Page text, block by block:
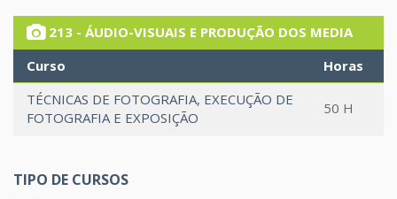
213 - ÁUDIO-VISUAIS E PRODUÇÃO DOS MEDIA
Curso
Horas
TÉCNICAS DE FOTOGRAFIA, EXECUÇÃO DE
FOTOGRAFIA E EXPOSIÇÃO
50 H
TIPO DE CURSOS